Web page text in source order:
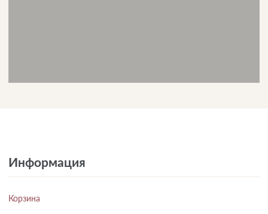
Информация
Корзина